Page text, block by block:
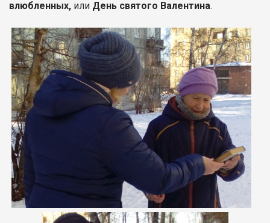
влюбленных, или День святого Валентина.